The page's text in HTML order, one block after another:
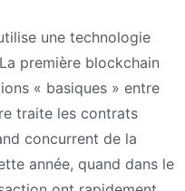
une technologie
première blockchain
« basiques » entre
traite les contrats
concurrent de la
année, quand dans le